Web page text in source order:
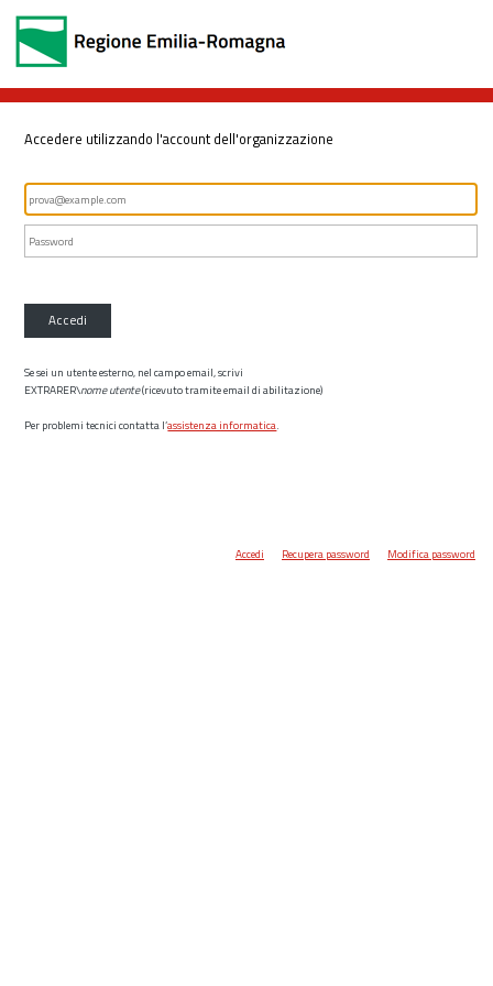
Accedere utilizzando l'account dell'organizzazione
Accedi
Se sei un utente esterno, nel campo email, scrivi
EXTRARER\nome utente(ricevuto tramite email di abilitazione)
Per problemi tecnici contatta l’assistenza informatica.
Accedi Recupera password Modifica password